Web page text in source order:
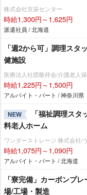
株式会社京栄センター
時給1,300円～1,625円
派遣社員 / 北海道
「週2から可」調理スタ
健施設
医療法人社団敬祥会/介護老人
時給1,225円～1,500円
アルバイト・パート / 神奈川県
NEW
「福祉調理ス
料老人ホーム
ワンダーストレージ 株式会社/
時給1,075円～1,090円
アルバイト・パート / 北海道
「寮完備」カーボンプ
場/工場・製造